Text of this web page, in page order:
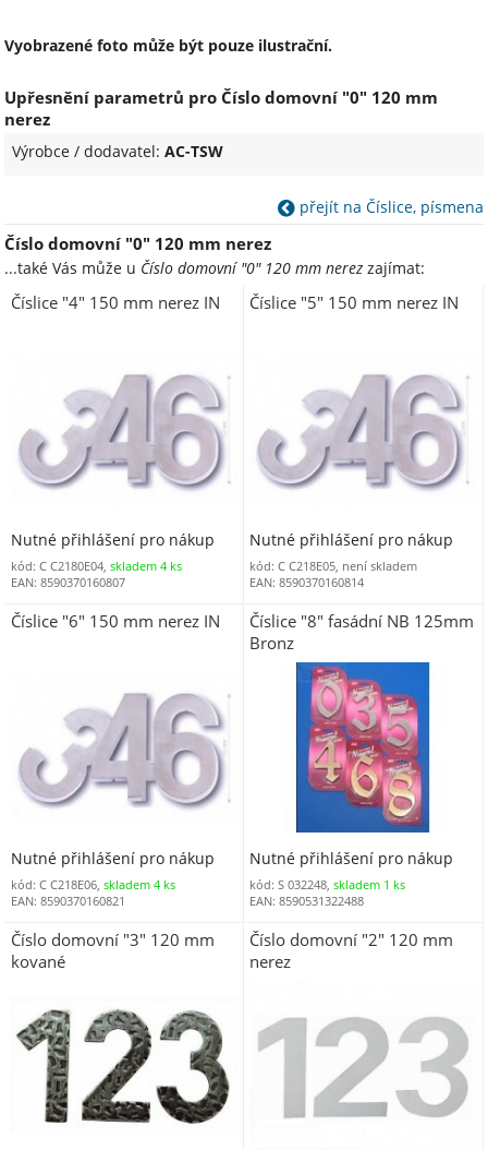
Vyobrazené foto může být pouze ilustrační.
Upřesnění parametrů pro Číslo domovní "0" 120 mm
nerez
Výrobce / dodavatel:AC-TSW
přejít na Číslice, písmena
Číslo domovní "0" 120 mm nerez
...také Vás může u Číslo domovní "0" 120 mm nerez zajímat:
Číslice "4" 150 mm nerez IN
Nutné přihlášení pro nákup
kód: C C2180E04, skladem 4 ks
EAN: 8590370160807
Číslice "5" 150 mm nerez IN
Nutné přihlášení pro nákup
kód: C C218E05, není skladem
EAN: 8590370160814
Číslice "6" 150 mm nerez IN
Nutné přihlášení pro nákup
kód: C C218E06, skladem 4 ks
EAN: 8590370160821
Číslice "8" fasádní NB 125mm
Bronz
Nutné přihlášení pro nákup
kód: S 032248,skladem 1 ks
EAN: 8590531322488
Číslo domovní "3" 120 mm
kované
Číslo domovní "2" 120 mm
nerez